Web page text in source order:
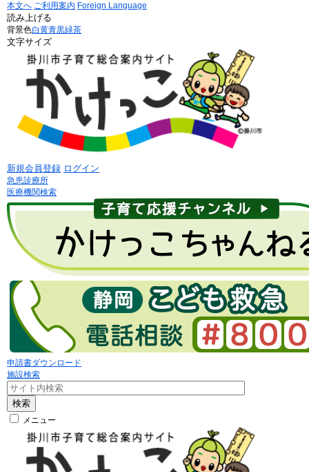
本文へ ご利用案内 Foreign Language
読み上げる
背景色白黄青黒緑茶
文字サイズ
新規会員登録 ログイン
急患診療所
医療機関検索
申請書ダウンロード
施設検索
検索
メニュー